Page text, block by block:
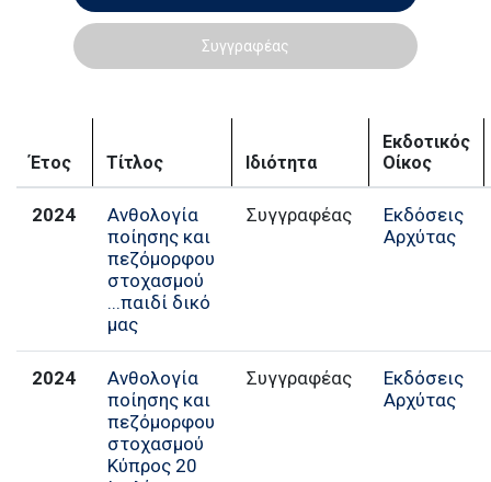
Συγγραφέας
Έτος Τίτλος Ιδιότητα
Εκδοτικός
Οίκος
2024
Ανθολογία
ποίησης και
πεζόμορφου
στοχασμού
...παιδί δικό
μας
Εκδόσεις
Αρχύτας
2024
Ανθολογία
ποίησης και
πεζόμορφου
στοχασμού
Κύπρος 20
Εκδόσεις
Αρχύτας